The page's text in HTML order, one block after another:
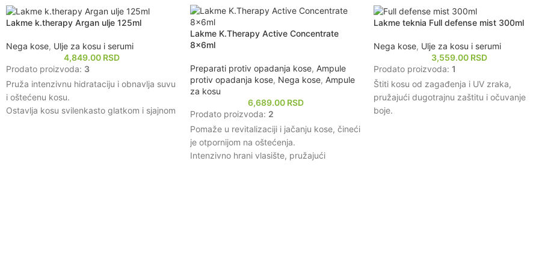
poput toplote i zagađenja, produžujući
zdrav izgled kose.
termičkog oblikovanja, produžavajući njen
zdrav izgled.
Pogodna za sve tipove kose, posebno za
tretmana ili mehaničkog stresa.
Pogodan za svakodnevnu upotrebu,
ostavljajući kosu laganom i punom
volumena.
Lakme k.therapy Argan ulje 125ml
Nega kose, Ulje za kosu i serumi
4,849.00 RSD
Prodato proizvoda: 3
Pruža intenzivnu hidrataciju i obnavlja suvu
i oštećenu kosu.
Ostavlja kosu svilenkasto glatkom i sjajnom
Lakme K.Therapy Active Concentrate
8x6ml
Preparati protiv opadanja kose, Ampule
protiv opadanja kose, Nega kose, Ampule
za kosu
6,689.00 RSD
Prodato proizvoda: 2
Pomaže u revitalizaciji i jačanju kose, čineći
je otpornijom na oštećenja.
Intenzivno hrani vlasište, pružajući
Lakme teknia Full defense mist 300ml
Nega kose, Ulje za kosu i serumi
3,559.00 RSD
Prodato proizvoda: 1
Štiti kosu od zagađenja i UV zraka,
pružajući dugotrajnu zaštitu i očuvanje
boje.